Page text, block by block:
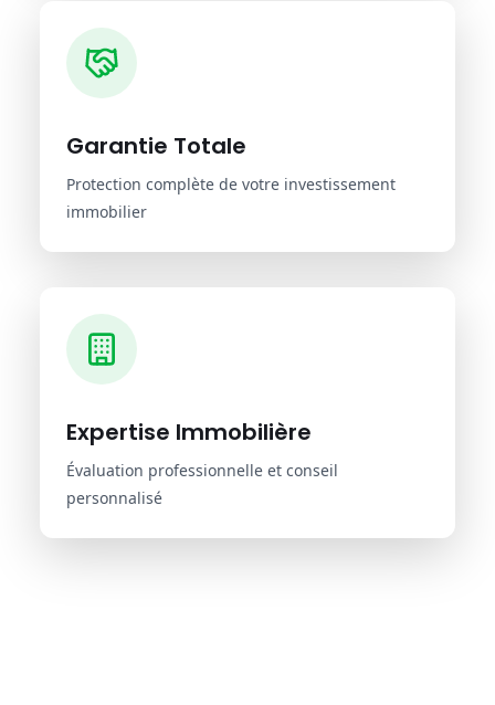
Garantie Totale
Protection complète de votre investissement
immobilier
Expertise Immobilière
Évaluation professionnelle et conseil
personnalisé